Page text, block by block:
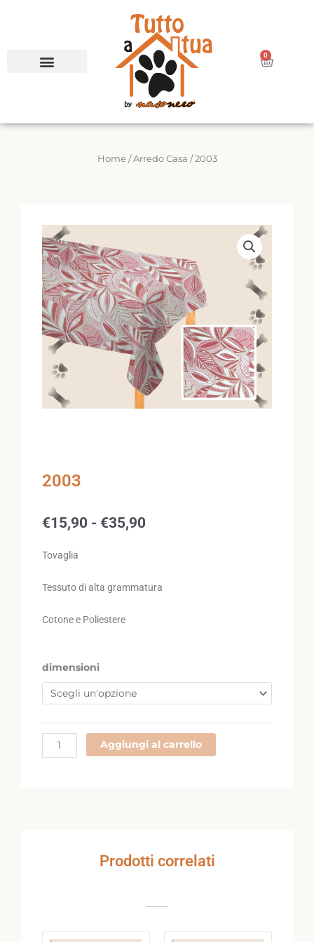
0
Carrello
Home/Arredo Casa / 2003
2003
€15,90 - €35,90
€15,90
Tovaglia
Tessuto di alta grammatura
Cotone e Poliestere
dimensioni
2003
quantità
Aggiungi al carrello
Prodotti correlati